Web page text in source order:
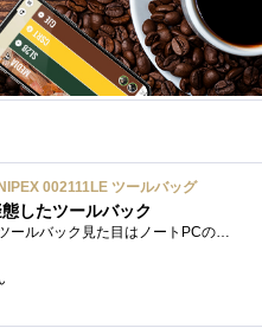
002111LE ツールバッグ
したツールバック
クニペックスのツールバック見た目はノートPCのバックみたい。中には工具を入れるポケットや工具を固定するゴムバンドが付いています。